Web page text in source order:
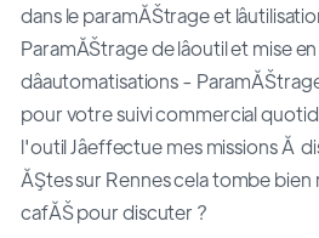
dans le paramĂŠtrage et
ParamĂŠtrage de lâoutil et mise
dâautomatisations -
pour votre suivi commercial
l'outil Jâeffectue mes missions Ă
ĂŞtes sur Rennes cela tombe bien
cafĂŠ pour discuter ?